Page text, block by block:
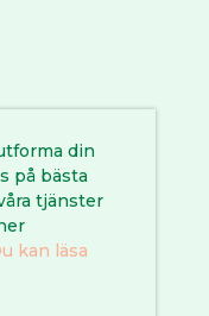
din
på bästa
tjänster
kan läsa